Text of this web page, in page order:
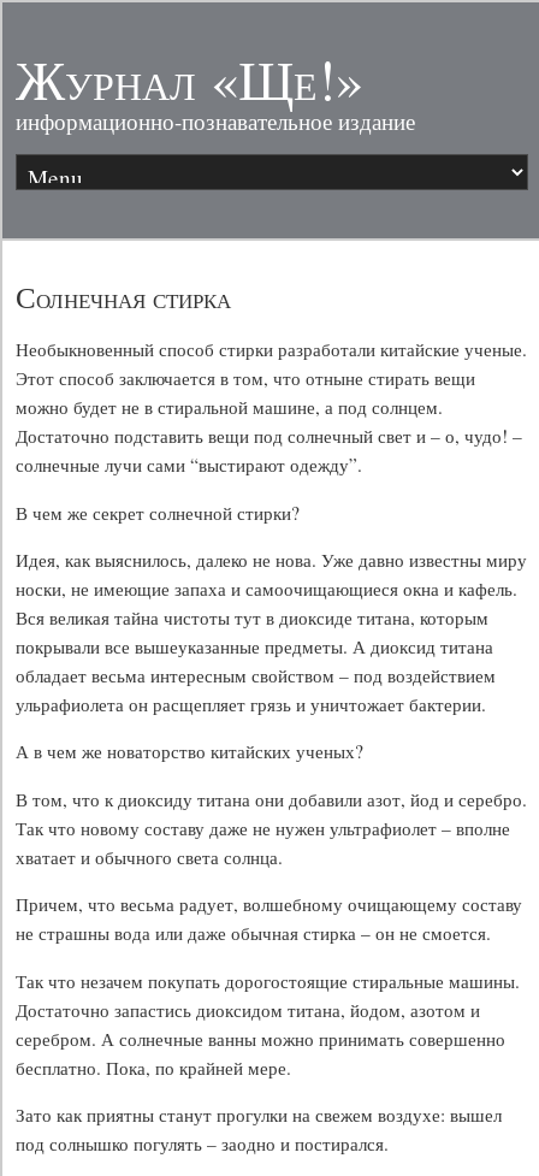
Журнал «Ще!»
информационно-познавательное издание
Солнечная стирка
Необыкновенный способ стирки разработали китайские ученые.
Этот способ заключается в том, что отныне стирать вещи
можно будет не в стиральной машине, а под солнцем.
Достаточно подставить вещи под солнечный свет и – о, чудо! –
солнечные лучи сами “выстирают одежду”.
В чем же секрет солнечной стирки?
Идея, как выяснилось, далеко не нова. Уже давно известны миру
носки, не имеющие запаха и самоочищающиеся окна и кафель.
Вся великая тайна чистоты тут в диоксиде титана, которым
покрывали все вышеуказанные предметы. А диоксид титана
обладает весьма интересным свойством – под воздействием
ульрафиолета он расщепляет грязь и уничтожает бактерии.
А в чем же новаторство китайских ученых?
В том, что к диоксиду титана они добавили азот, йод и серебро.
Так что новому составу даже не нужен ультрафиолет – вполне
хватает и обычного света солнца.
Причем, что весьма радует, волшебному очищающему составу
не страшны вода или даже обычная стирка – он не смоется.
Так что незачем покупать дорогостоящие стиральные машины.
Достаточно запастись диоксидом титана, йодом, азотом и
серебром. А солнечные ванны можно принимать совершенно
бесплатно. Пока, по крайней мере.
Зато как приятны станут прогулки на свежем воздухе: вышел
под солнышко погулять – заодно и постирался.